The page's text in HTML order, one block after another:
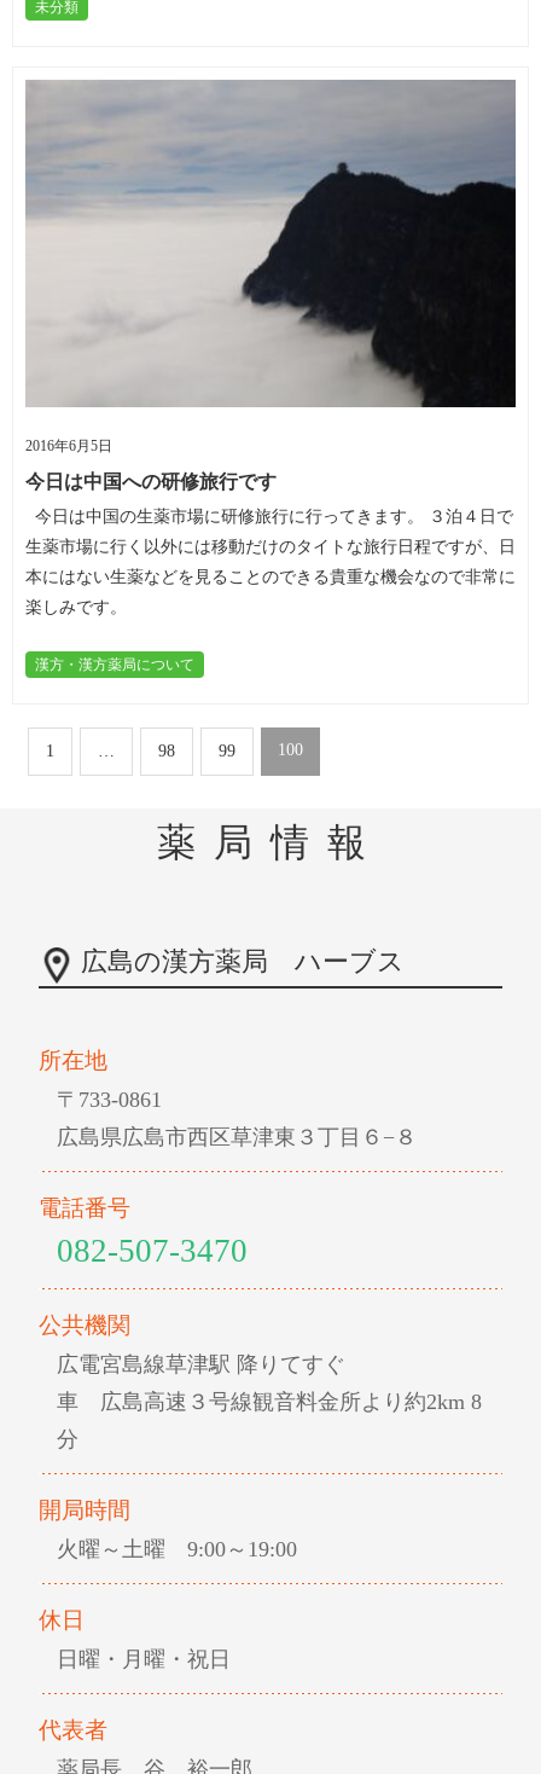
未分類
2016年6月5日
今日は中国への研修旅行です
今日は中国の生薬市場に研修旅行に行ってきます。 ３泊４日で
生薬市場に行く以外には移動だけのタイトな旅行日程ですが、日
本にはない生薬などを見ることのできる貴重な機会なので非常に
楽しみです。
漢方・漢方薬局について
1 98 99 100
薬局情報
広島の漢方薬局 ハーブス
所在地
〒733-0861
広島県広島市西区草津東３丁目６−８
電話番号
082-507-3470
公共機関
広電宮島線草津駅 降りてすぐ
車 広島高速３号線観音料金所より約2km 8
分
開局時間
火曜～土曜 9:00～19:00
休日
日曜・月曜・祝日
代表者
薬局長 谷 裕一郎